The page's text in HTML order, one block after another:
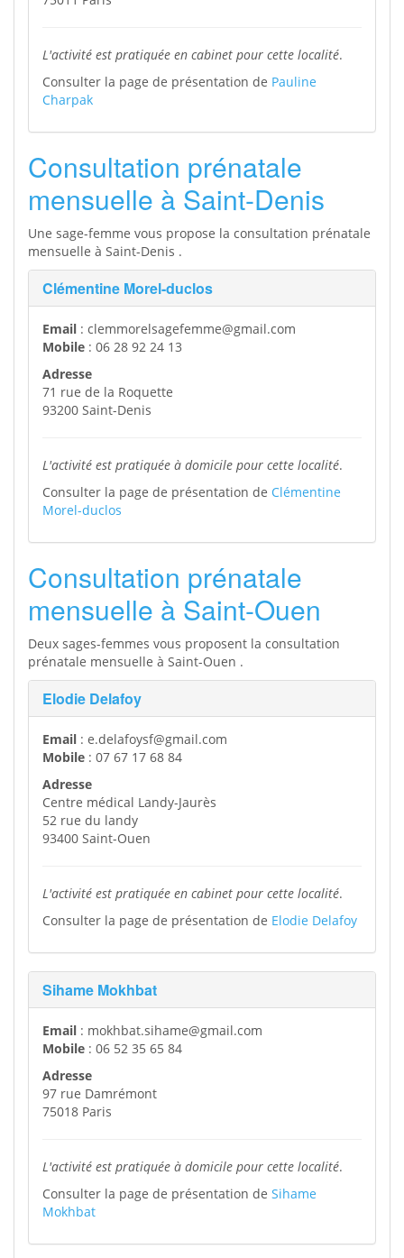
L'activité est pratiquée en cabinet pour cette localité.
Consulter la page de présentation de Pauline
Charpak
Consultation prénatale
mensuelle à Saint-Denis
Une sage-femme vous propose la consultation prénatale
mensuelle à Saint-Denis .
Clémentine Morel-duclos
Email : clemmorelsagefemme@gmail.com
Mobile : 06 28 92 24 13
Adresse
71 rue de la Roquette
93200 Saint-Denis
L'activité est pratiquée à domicile pour cette localité.
Consulter la page de présentation de Clémentine
Morel-duclos
Consultation prénatale
mensuelle à Saint-Ouen
Deux sages-femmes vous proposent la consultation
prénatale mensuelle à Saint-Ouen .
Elodie Delafoy
Email : e.delafoysf@gmail.com
Mobile : 07 67 17 68 84
Adresse
Centre médical Landy-Jaurès
52 rue du landy
93400 Saint-Ouen
L'activité est pratiquée en cabinet pour cette localité.
Consulter la page de présentation de Elodie Delafoy
Sihame Mokhbat
Email : mokhbat.sihame@gmail.com
Mobile : 06 52 35 65 84
Adresse
97 rue Damrémont
75018 Paris
L'activité est pratiquée à domicile pour cette localité.
Consulter la page de présentation de Sihame
Mokhbat